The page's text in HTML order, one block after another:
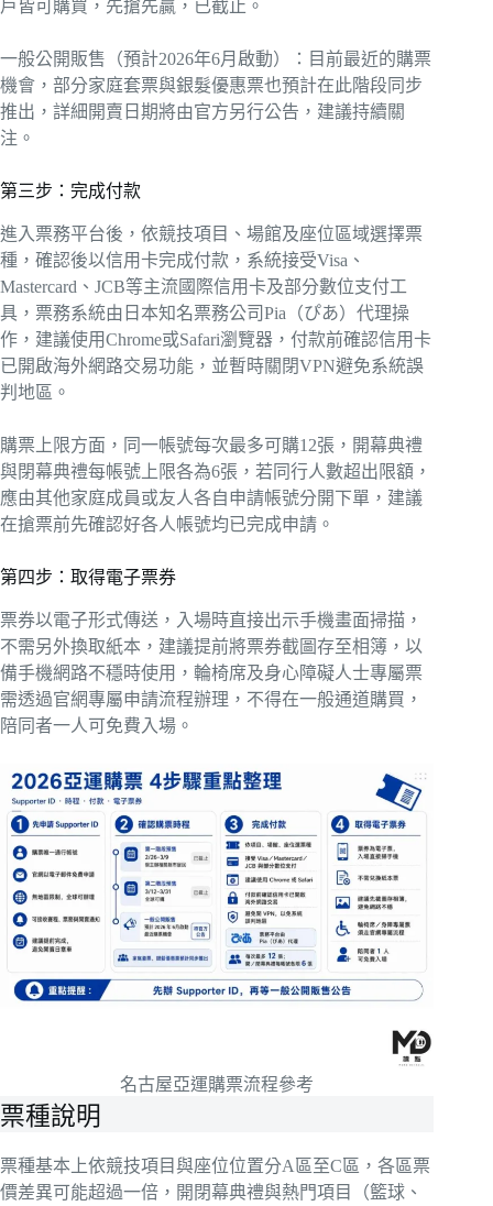
戶皆可購買，先搶先贏，已截止。
一般公開販售（預計2026年6月啟動）：目前最近的購票
機會，部分家庭套票與銀髮優惠票也預計在此階段同步
推出，詳細開賣日期將由官方另行公告，建議持續關
注。
第三步：完成付款
進入票務平台後，依競技項目、場館及座位區域選擇票
種，確認後以信用卡完成付款，系統接受Visa、
Mastercard、JCB等主流國際信用卡及部分數位支付工
具，票務系統由日本知名票務公司Pia（ぴあ）代理操
作，建議使用Chrome或Safari瀏覽器，付款前確認信用卡
已開啟海外網路交易功能，並暫時關閉VPN避免系統誤
判地區。
購票上限方面，同一帳號每次最多可購12張，開幕典禮
與閉幕典禮每帳號上限各為6張，若同行人數超出限額，
應由其他家庭成員或友人各自申請帳號分開下單，建議
在搶票前先確認好各人帳號均已完成申請。
第四步：取得電子票券
票券以電子形式傳送，入場時直接出示手機畫面掃描，
不需另外換取紙本，建議提前將票券截圖存至相簿，以
備手機網路不穩時使用，輪椅席及身心障礙人士專屬票
需透過官網專屬申請流程辦理，不得在一般通道購買，
陪同者一人可免費入場。
名古屋亞運購票流程參考
票種說明
票種基本上依競技項目與座位位置分A區至C區，各區票
價差異可能超過一倍，開閉幕典禮與熱門項目（籃球、